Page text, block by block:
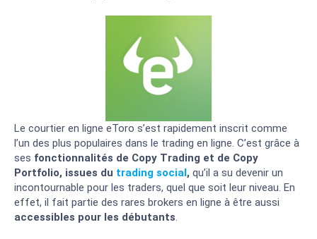
Le courtier en ligne eToro s’est rapidement inscrit comme
l’un des plus populaires dans le trading en ligne. C’est grâce à
ses fonctionnalités de Copy Trading et de Copy
Portfolio, issues du trading social, qu’il a su devenir un
incontournable pour les traders, quel que soit leur niveau. En
effet, il fait partie des rares brokers en ligne à être aussi
accessibles pour les débutants.